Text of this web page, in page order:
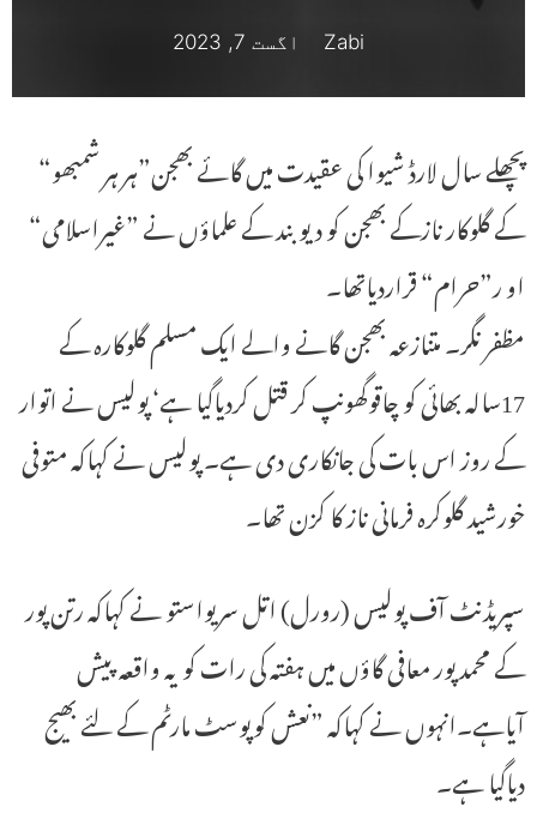
Zabi اگست 7, 2023
پچھلے سال لارڈ شیوا کی عقیدت میں گائے بھجن”ہر ہر شمبھو“
کے گلوکار نازکے بھجن کو دیوبند کے علماؤں نے ”غیراسلامی“
او ر”حرام“ قراردیاتھا۔
مظفر نگر۔ متنازعہ بھجن گانے والے ایک مسلم گلوکارہ کے
17سالہ بھائی کو چاقوگھونپ کر قتل کردیاگیا ہے‘ پولیس نے اتوار
کے روز اس بات کی جانکاری دی ہے۔ پولیس نے کہاکہ متوفی
خورشید گلوکرہ فرمانی ناز کا کزن تھا۔
سپریڈنٹ آف پولیس (رورل) اتل سریواستو نے کہاکہ رتن پور
کے محمد پور معافی گاؤں میں ہفتہ کی رات کو یہ واقعہ پیش
آیاہے۔انہوں نے کہاکہ ”نعش کوپوسٹ مارٹم کے لئے بھیج
دیاگیا ہے۔